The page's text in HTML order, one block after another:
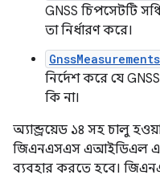
GNSS চিপসেটটি
তা নির্ধারণ করে।
নির্দেশ করে যে
কি না।
অ্যান্ড্রয়েড ১৪ সহ চালু
জিএনএসএস এআইডিএল
ব্যবহার করতে হবে।